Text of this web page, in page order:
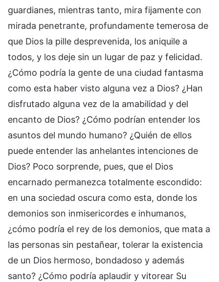
guardianes, mientras tanto, mira fijamente con
mirada penetrante, profundamente temerosa de
que Dios la pille desprevenida, los aniquile a
todos, y los deje sin un lugar de paz y felicidad.
¿Cómo podría la gente de una ciudad fantasma
como esta haber visto alguna vez a Dios? ¿Han
disfrutado alguna vez de la amabilidad y del
encanto de Dios? ¿Cómo podrían entender los
asuntos del mundo humano? ¿Quién de ellos
puede entender las anhelantes intenciones de
Dios? Poco sorprende, pues, que el Dios
encarnado permanezca totalmente escondido:
en una sociedad oscura como esta, donde los
demonios son inmisericordes e inhumanos,
¿cómo podría el rey de los demonios, que mata a
las personas sin pestañear, tolerar la existencia
de un Dios hermoso, bondadoso y además
santo? ¿Cómo podría aplaudir y vitorear Su